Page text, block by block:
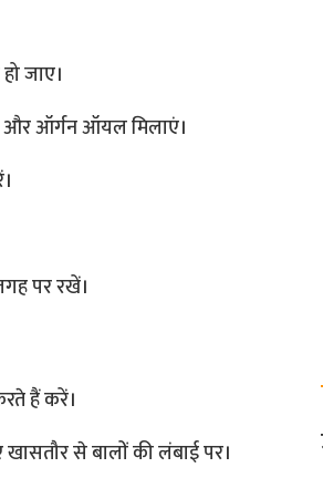
जाए।
और ऑर्गन ऑयल मिलाएं।
पर रखें।
हैं करें।
से बालों की लंबाई पर।